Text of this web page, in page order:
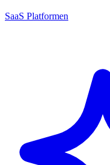
SaaS Platformen